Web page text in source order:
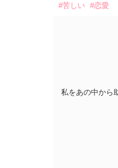
#苦しい #恋愛
私をあの中から